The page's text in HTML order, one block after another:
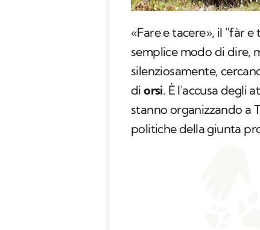
«Fare e tacere», il "fàr e
semplice modo di dire,
silenziosamente,
diorsi. È l'accusa degli
stanno organizzando a
politiche della giunta